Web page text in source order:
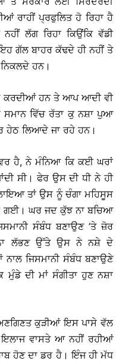
ਰਾਹੀਂ ਪ੍ਰਫੁਲਿਤ ਹੋ ਰਿਹਾ ਹੈ
ਨਹੀਂ ਲੱਗ ਰਿਹਾ ਕਿਉਂਕਿ ਵੱਡੀ
ਗੱਲ ਬਾਹਰ ਕੱਢਦੇ ਹੀ ਨਹੀਂ ਤੇ
ਹਨ।
ਕਰਦੀਆਂ ਹਨ ਤੇ ਆਪ ਆਦੀ ਵੀ
ਸਮਾਨ ਵਿੱਚ ਰੱਤਾ ਕੁ ਨਸ਼ਾ ਪੁਆ
ਲਿਆਦੇ ਜਾ ਰਹੇ ਹਨ।
ਹੈ, ਨੇ ਮੰਨਿਆ ਕਿ ਕਈ ਘਰਾਂ
ਸੀ। ਫੇਰ ਉਸ ਦੀ ਧੀ ਨੇ ਹੀ
ਤਾਂ ਉਸ ਨੂੰ ਚੰਗਾ ਮਹਿਸੂਸ
ਘਰ ਜਦ ਕੁੱਝ ਨਾ ਬਚਿਆ
ਸੰਬੰਧ ਬਣਾਉਣ ’ਤੇ ਜ਼ੋਰ
ਲੱਭਣ ਉੱਤੇ ਉਸ ਨੇ ਨਸ਼ੇ ਦੇ
ਜਿਸਮਾਨੀ ਸੰਬੰਧ ਬਣਾਉਣੇ
ਦੀ ਮਾਂ ਸੰਗੀਤਾ ਹੁਣ ਨਸ਼ਾ
ਕੁੜੀਆਂ ਇਸ ਪਾਸੇ ਵੱਲ
ਵਾਸਤੇ ਆ ਨਹੀਂ ਰਹੀਆਂ
ਹੋਣ ਦਾ ਡਰ ਹੈ। ਇੰਜ ਹੀ ਮੱਧ